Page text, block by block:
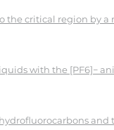
critical region by
with the [PF6]−